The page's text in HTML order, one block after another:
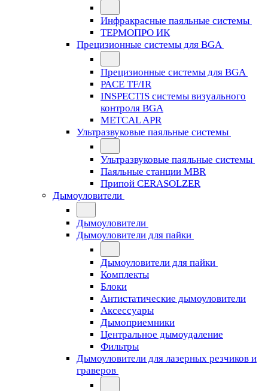
Инфракрасные паяльные системы
ТЕРМОПРО ИК
Прецизионные системы для BGA
Прецизионные системы для BGA
PACE TF/IR
INSPECTIS системы визуального
контроля BGA
METCAL APR
Ультразвуковые паяльные системы
Ультразвуковые паяльные системы
Паяльные станции MBR
Припой CERASOLZER
Дымоуловители
Дымоуловители
Дымоуловители для пайки
Дымоуловители для пайки
Комплекты
Блоки
Антистатические дымоуловители
Аксессуары
Дымоприемники
Центральное дымоудаление
Фильтры
Дымоуловители для лазерных резчиков и
граверов